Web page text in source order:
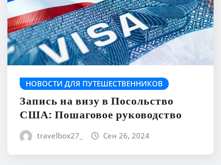
НОВОСТИ ДЛЯ ПУТЕШЕСТВЕННИКОВ
Запись на визу в Посольство
США: Пошаговое руководство
travelbox27_ Сен 26, 2024